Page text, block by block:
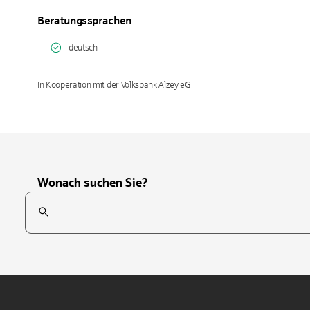
Beratungssprachen
deutsch
In Kooperation mit der Volksbank Alzey eG
Wonach suchen Sie?
Suchfeld